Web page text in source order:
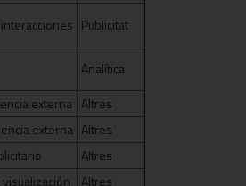
Publicitat
Analítica
externa Altres
externa Altres
Altres
Altres